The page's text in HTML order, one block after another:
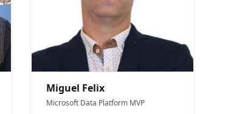
Miguel Felix
Microsoft Data Platform MVP